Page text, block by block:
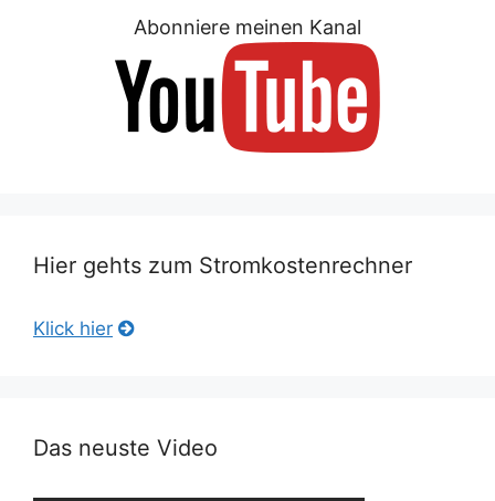
Abonniere meinen Kanal
Hier gehts zum Stromkostenrechner
Klick hier
Das neuste Video